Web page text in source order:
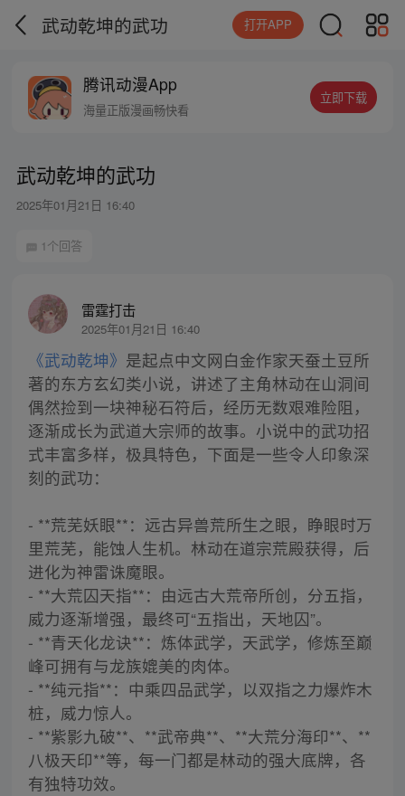
武动乾坤的武功 打开APP
腾讯动漫App
海量正版漫画畅快看
立即下载
武动乾坤的武功
2025年01月21日 16:40
1个回答
雷霆打击
2025年01月21日 16:40
《武动乾坤》 是起点中文网白金作家天蚕土豆所
著的东方玄幻类小说，讲述了主角林动在山洞间
偶然捡到一块神秘石符后，经历无数艰难险阻，
逐渐成长为武道大宗师的故事。小说中的武功招
式丰富多样，极具特色，下面是一些令人印象深
刻的武功：
- **荒芜妖眼**：远古异兽荒所生之眼，睁眼时万
里荒芜，能蚀人生机。林动在道宗荒殿获得，后
进化为神雷诛魔眼。
- **大荒囚天指**：由远古大荒帝所创，分五指，
威力逐渐增强，最终可“五指出，天地囚”。
- **青天化龙诀**：炼体武学，天武学，修炼至巅
峰可拥有与龙族媲美的肉体。
- **纯元指**：中乘四品武学，以双指之力爆炸木
桩，威力惊人。
- **紫影九破**、**武帝典**、**大荒分海印**、**
八极天印**等，每一门都是林动的强大底牌，各
有独特功效。